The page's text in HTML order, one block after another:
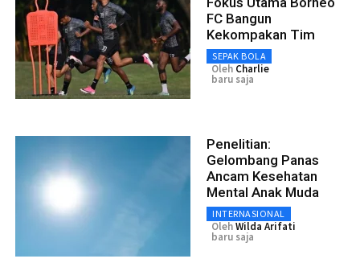
FC Bangun
Kekompakan Tim
SEPAK BOLA
Oleh Charlie
baru saja
Penelitian:
Gelombang Panas
Ancam Kesehatan
Mental Anak Muda
INTERNASIONAL
OlehWilda Arifati
baru saja